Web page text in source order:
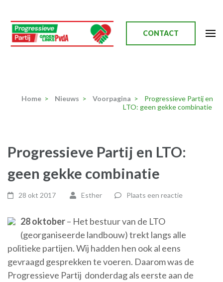
naar
inhoud
(Druk
CONTACT
Home > Nieuws > Voorpagina >
Progressieve Partij en
LTO: geen gekke combinatie
Progressieve Partij en LTO:
geen gekke combinatie
28 okt 2017 Esther Plaats een reactie
28 oktober– Het bestuur van de LTO
(georganiseerde landbouw) trekt langs alle
politieke partijen. Wij hadden hen ook al eens
gevraagd gesprekken te voeren. Daarom was de
Progressieve Partij donderdag als eerste aan de